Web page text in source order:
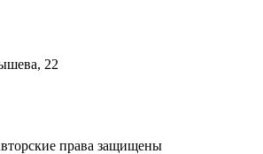
22
права защищены